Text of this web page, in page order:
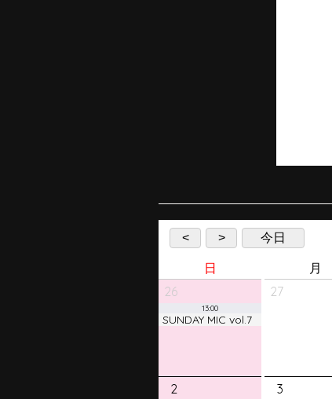
< > 今日
日 月
26
13:00
SUNDAY MIC vol.7
27
2 3